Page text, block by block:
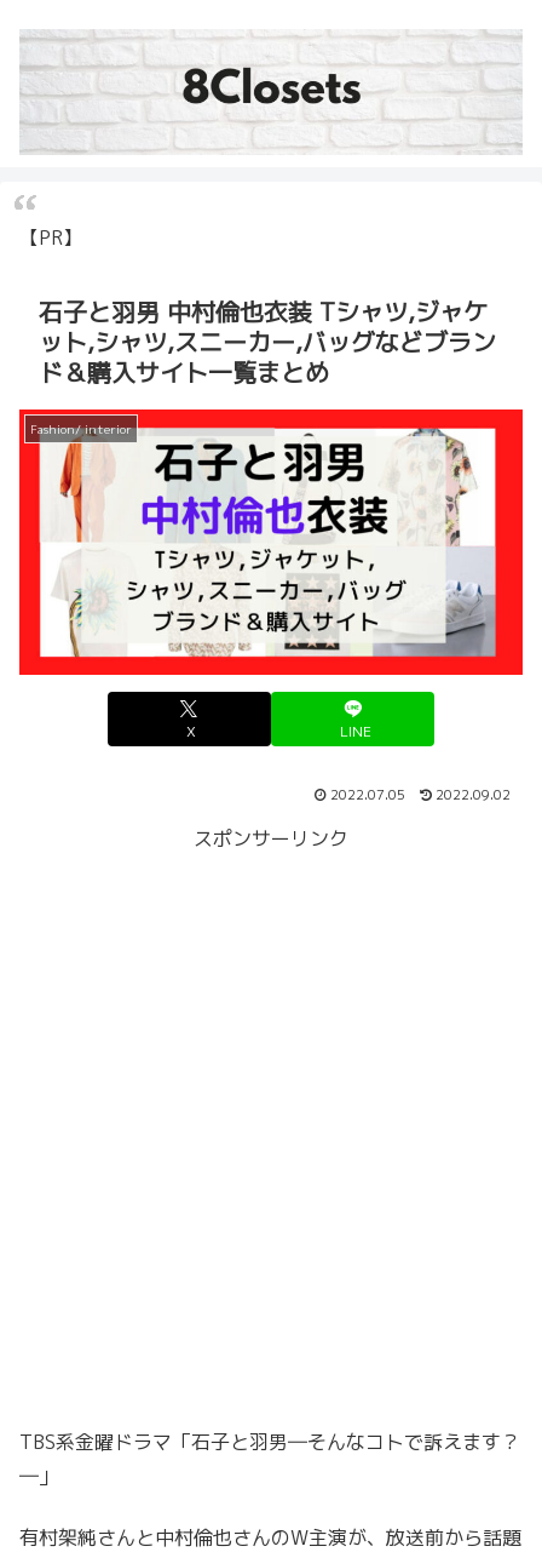
【PR】
石子と羽男 中村倫也衣装 Tシャツ,ジャケ
ット,シャツ,スニーカー,バッグなどブラン
ド＆購入サイト一覧まとめ
Fashion/ interior
X LINE
2022.07.05 2022.09.02
スポンサーリンク
TBS系金曜ドラマ「石子と羽男―そんなコトで訴えます？
―」
有村架純さんと中村倫也さんのW主演が、放送前から話題